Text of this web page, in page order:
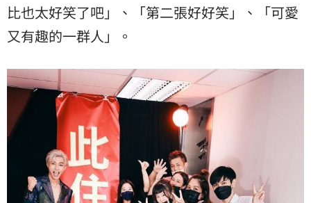
比也太好笑了吧」、「第二張好好笑」、「可愛
又有趣的一群人」。